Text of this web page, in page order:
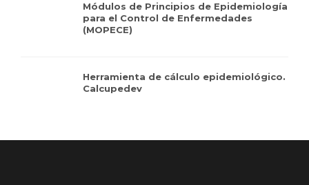
Módulos de Principios de Epidemiología
para el Control de Enfermedades
(MOPECE)
Herramienta de cálculo epidemiológico.
Calcupedev